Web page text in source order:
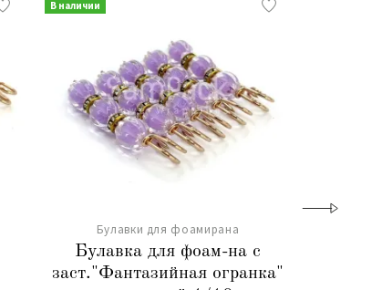
В наличии
Булавки для фоамирана
Булавка для фоам-на с
заст."Фантазийная огранка"